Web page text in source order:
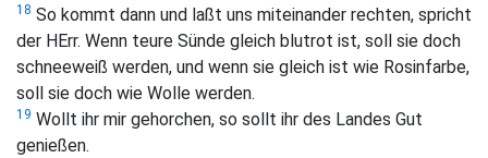
18 So kommt dann und laßt uns miteinander rechten, spricht
der HErr. Wenn teure Sünde gleich blutrot ist, soll sie doch
schneeweiß werden, und wenn sie gleich ist wie Rosinfarbe,
soll sie doch wie Wolle werden.
19 Wollt ihr mir gehorchen, so sollt ihr des Landes Gut
genießen.